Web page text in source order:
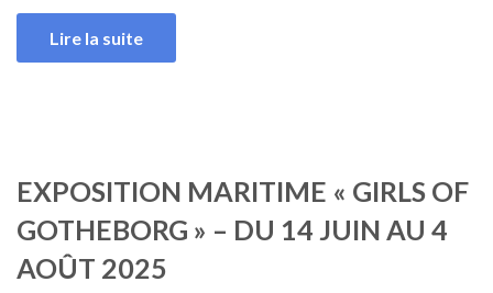
Lire la suite
EXPOSITION MARITIME « GIRLS OF
GOTHEBORG » – DU 14 JUIN AU 4
AOÛT 2025